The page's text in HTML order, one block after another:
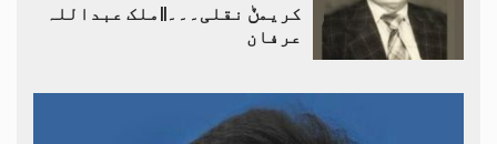
کریمݨ نقلی۔۔۔||ملک عبداللہ
عرفان